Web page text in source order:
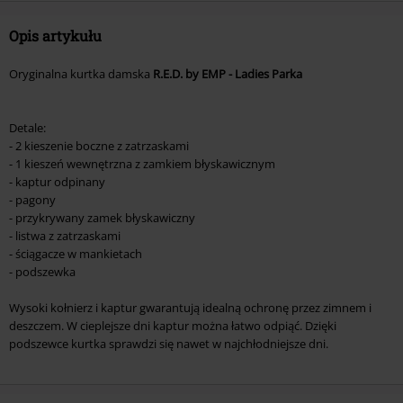
Opis artykułu
Oryginalna kurtka damska R.E.D. by EMP - Ladies Parka
Detale:
- 2 kieszenie boczne z zatrzaskami
- 1 kieszeń wewnętrzna z zamkiem błyskawicznym
- kaptur odpinany
- pagony
- przykrywany zamek błyskawiczny
- listwa z zatrzaskami
- ściągacze w mankietach
- podszewka
Wysoki kołnierz i kaptur gwarantują idealną ochronę przez zimnem i
deszczem. W cieplejsze dni kaptur można łatwo odpiąć. Dzięki
podszewce kurtka sprawdzi się nawet w najchłodniejsze dni.